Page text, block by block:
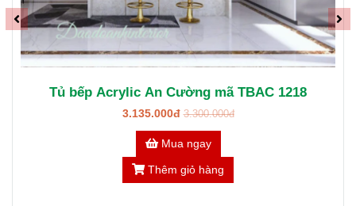
Tủ bếp gỗ MDF chống ẩm An Cường TBAC 1112
2.500.000đ
Mua ngay
Thêm giỏ hàng